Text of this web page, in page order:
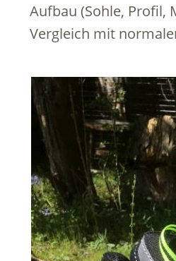
Aufbau (Sohle, Profil,
Vergleich mit